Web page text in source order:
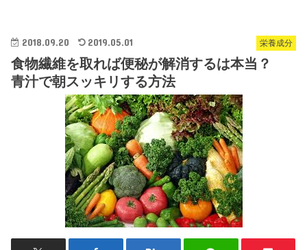
栄養成分
2018.09.20 2019.05.01
食物繊維を取れば便秘が解消するは本当？
青汁で朝スッキリする方法